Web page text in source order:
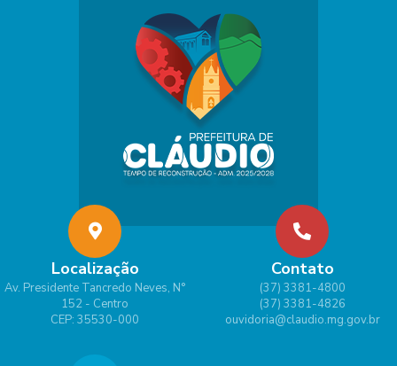
Localização
Av. Presidente Tancredo Neves, N°
152 - Centro
CEP: 35530-000
Contato
(37) 3381-4800
(37) 3381-4826
ouvidoria@claudio.mg.gov.br